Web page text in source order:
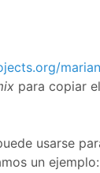
para copiar
usarse
un ejemplo: